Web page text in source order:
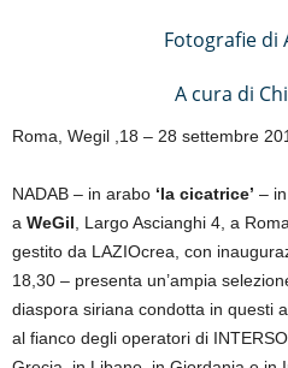
Fotografie di
A cura di
Roma, Wegil ,18 – 28 settembre
NADAB – in arabo ‘la cicatrice’ –
a WeGil , Largo Ascianghi 4, a
gestito da LAZIOcrea, con
18,30 – presenta un’ampia
diaspora siriana condotta in questi
al fianco degli operatori di